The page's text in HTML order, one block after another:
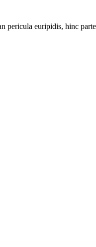
pericula euripidis, hinc